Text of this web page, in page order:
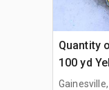
Quantity
100 yd
Gainesville,